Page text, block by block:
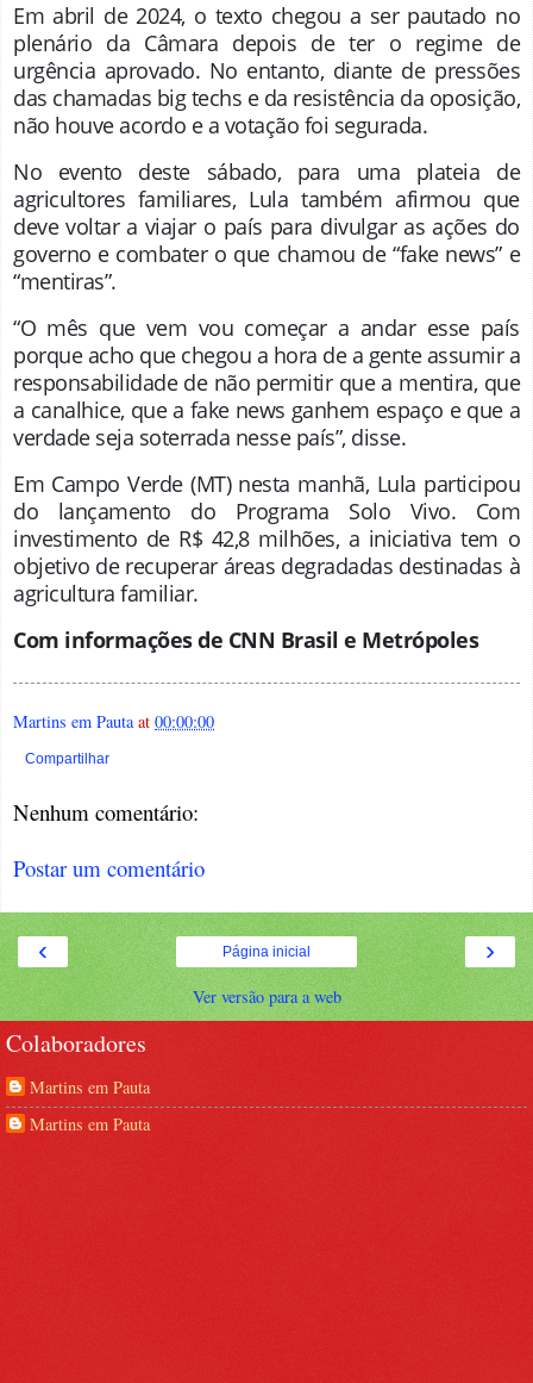
Em abril de 2024, o texto chegou a ser pautado no
plenário da Câmara depois de ter o regime de
urgência aprovado. No entanto, diante de pressões
das chamadas big techs e da resistência da oposição,
não houve acordo e a votação foi segurada.
No evento deste sábado, para uma plateia de
agricultores familiares, Lula também afirmou que
deve voltar a viajar o país para divulgar as ações do
governo e combater o que chamou de “fake news” e
“mentiras”.
“O mês que vem vou começar a andar esse país
porque acho que chegou a hora de a gente assumir a
responsabilidade de não permitir que a mentira, que
a canalhice, que a fake news ganhem espaço e que a
verdade seja soterrada nesse país”, disse.
Em Campo Verde (MT) nesta manhã, Lula participou
do lançamento do Programa Solo Vivo. Com
investimento de R$ 42,8 milhões, a iniciativa tem o
objetivo de recuperar áreas degradadas destinadas à
agricultura familiar.
Com informações de CNN Brasil e Metrópoles
Martins em Pauta at 00:00:00
Compartilhar
Nenhum comentário:
Postar um comentário
‹ ›
Página inicial
Ver versão para a web
Colaboradores
Martins em Pauta
Martins em Pauta